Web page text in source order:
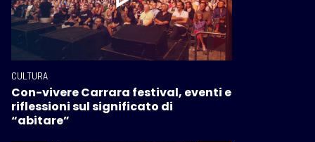
CULTURA
Con-vivere Carrara festival, eventi e
riflessioni sul significato di
“abitare”